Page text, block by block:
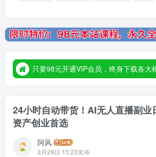
只要98元开通VIP会员，终身下载各大机构内部资源，一站式草根创业基地，最新最
只要98元开通VIP会员，终身下载各大机构内部资源，一站式草根创业基地，最新最强
24小时自动带货！AI无人直播副业
资产创业首选
阿风
3月29日 15:23发布